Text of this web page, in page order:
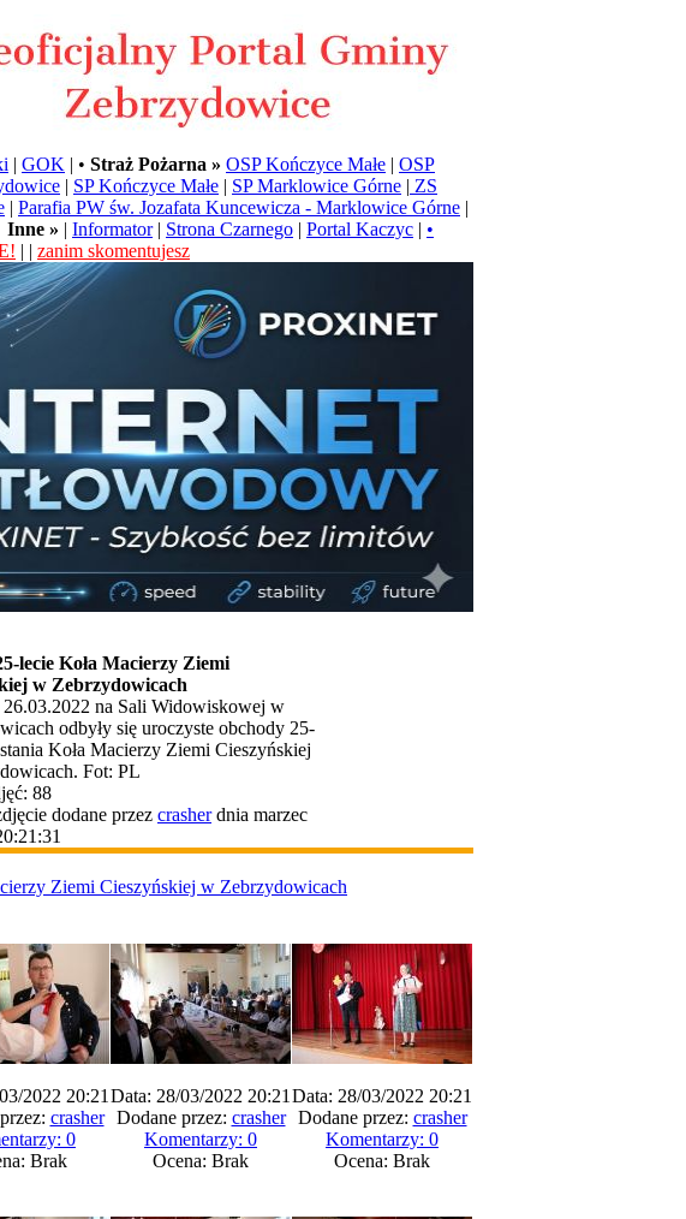
| GOK | • Straż Pożarna » OSP Kończyce Małe | OSP
| SP Kończyce Małe | SP Marklowice Górne | ZS
| Parafia PW św. Jozafata Kuncewicza - Marklowice Górne |
Inne » | Informator| Strona Czarnego | Portal Kaczyc | •
| | zanim skomentujesz
lecie Koła Macierzy Ziemi
w Zebrzydowicach
26.03.2022 na Sali Widowiskowej w
odbyły się uroczyste obchody 25-
Koła Macierzy Ziemi Cieszyńskiej
Fot: PL
88
dodane przez crasherdnia marzec
Ziemi Cieszyńskiej w Zebrzydowicach
2022 20:21
crasher
0
Brak
Data: 28/03/2022 20:21
Dodane przez: crasher
Komentarzy: 0
Ocena: Brak
Data: 28/03/2022 20:21
Dodane przez: crasher
Komentarzy: 0
Ocena: Brak